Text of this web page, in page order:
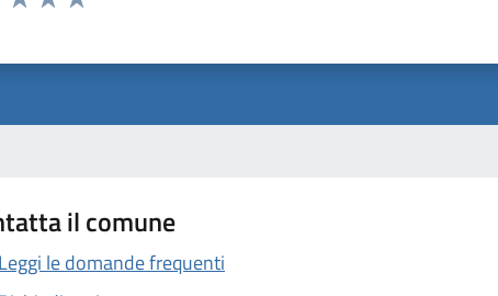
il comune
le domande frequenti